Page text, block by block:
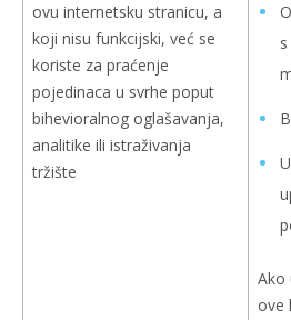
ovu internetsku stranicu, a
koji nisu funkcijski, već se
koriste za praćenje
pojedinaca u svrhe poput
bihevioralnog oglašavanja,
analitike ili istraživanja
tržište
Ako
ove